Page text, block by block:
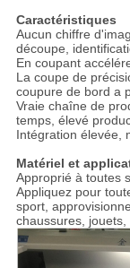
Caractéristiques
Aucun chiffre
découpe,
En coupant
La coupe de
coupure de bord a
Vraie chaîne de
temps, élevé
Intégration élevée,
Matériel et
Approprié à toutes
Appliquez pour
sport,
chaussures,